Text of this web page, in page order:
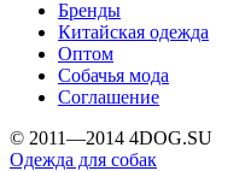
Бренды
Китайская одежда
Оптом
Собачья мода
Соглашение
© 2011—2014 4DOG.SU
Одежда для собак